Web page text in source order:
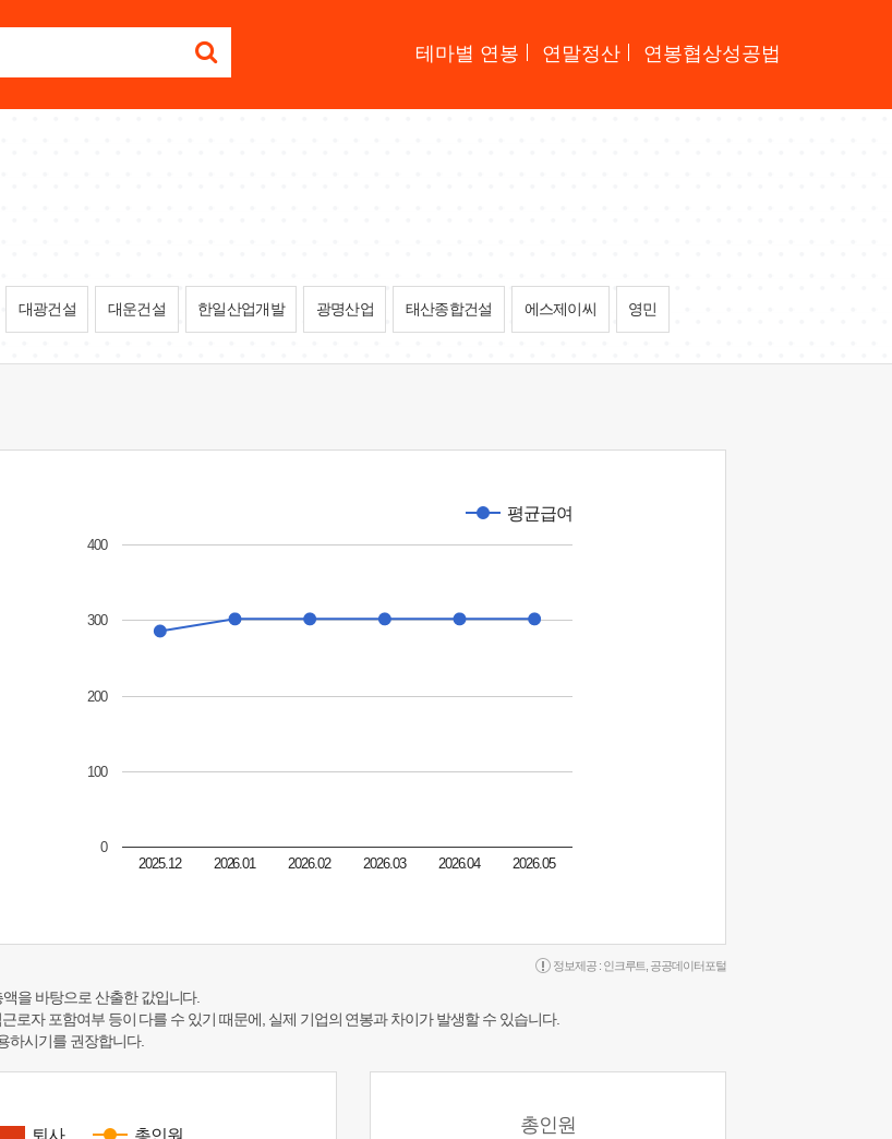
테마별 연봉 연말정산 연봉협상성공법
대광건설 대운건설 한일산업개발 광명산업 태산종합건설 에스제이씨 영민
평균급여
2025.12 2026.01 2026.02 2026.03 2026.04 2026.05
0
100
200
300
400
정보제공 : 인크루트 공공데이터포털
을 바탕으로 산출한 값입니다.
로자 포함여부 등이 다를 수 있기 때문에, 실제 기업의 연봉과 차이가 발생할 수 있습니다.
하시기를 권장합니다.
퇴사 총인원 총인원